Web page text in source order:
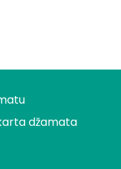
džamata